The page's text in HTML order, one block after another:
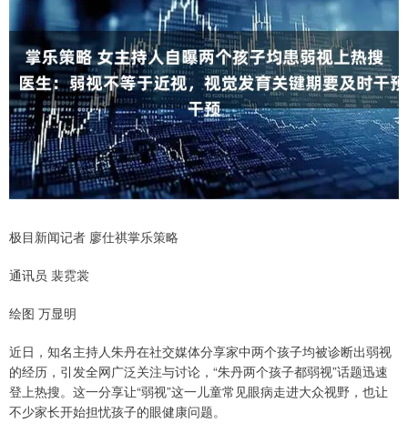
极目新闻记者 廖仕祺掌乐策略
通讯员 裴霓裳
绘图 万显明
近日，知名主持人朱丹在社交媒体分享家中两个孩子均被诊断出弱视
的经历，引发全网广泛关注与讨论，“朱丹两个孩子都弱视”话题迅速
登上热搜。这一分享让“弱视”这一儿童常见眼病走进大众视野，也让
不少家长开始担忧孩子的眼健康问题。